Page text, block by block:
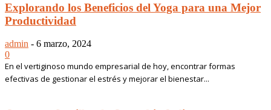
Explorando los Beneficios del Yoga para una Mejor
Productividad
admin - 6 marzo, 2024
0
En el vertiginoso mundo empresarial de hoy, encontrar formas
efectivas de gestionar el estrés y mejorar el bienestar...